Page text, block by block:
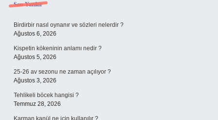
Sidebar
Son Yazılar
Birdirbir nasıl oynanır ve sözleri nelerdir ?
Ağustos 6, 2026
Kispetin kökeninin anlamı nedir ?
Ağustos 5, 2026
25-26 av sezonu ne zaman açılıyor ?
Ağustos 3, 2026
Tehlikeli böcek hangisi ?
Temmuz 28, 2026
Karman kanül ne için kullanılır ?